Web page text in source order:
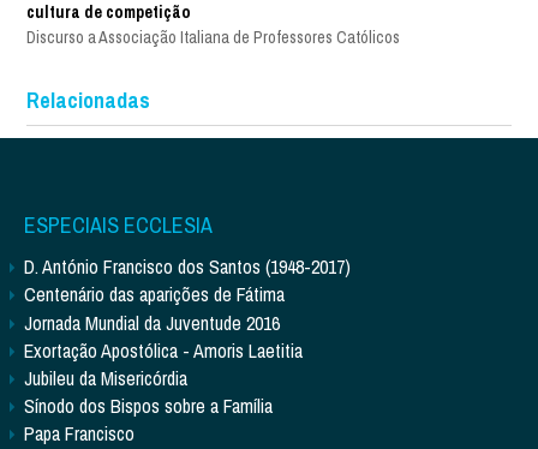
cultura de competição
Discurso a Associação Italiana de Professores Católicos
Relacionadas
ESPECIAIS ECCLESIA
D. António Francisco dos Santos (1948-2017)
Centenário das aparições de Fátima
Jornada Mundial da Juventude 2016
Exortação Apostólica - Amoris Laetitia
Jubileu da Misericórdia
Sínodo dos Bispos sobre a Família
Papa Francisco